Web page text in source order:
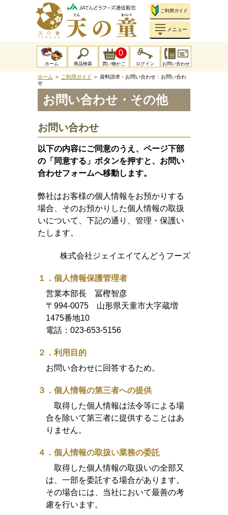
ご利用ガイド
メニュー
ホーム 商品検索 買い物かご
0
ログイン お問い合わせ
ホーム ＞ ご利用ガイド ＞ 資料請求・お問い合わせ：お問い合わ
せ
お問い合わせ・その他
お問い合わせ
以下の内容にご同意のうえ、ページ下部
の「同意する」ボタンを押すと、お問い
合わせフォームへ移動します。
弊社はお客様の個人情報をお預かりする
場合、そのお預かりした個人情報の取扱
いについて、下記の通り、管理・保護い
たします。
株式会社ジェイエイてんどうフーズ
１．個人情報保護管理者
営業本部長 冨樫智彦
〒994-0075 山形県天童市大字蔵増
1475番地10
電話： 023-653-5156
２．利用目的
お問い合わせに回答するため。
３．個人情報の第三者への提供
取得した個人情報は法令等による場
合を除いて第三者に提供することはあ
りません。
４．個人情報の取扱い業務の委託
取得した個人情報の取扱いの全部又
は、一部を委託する場合があります。
その場合には、当社において最善の考
慮を行います。